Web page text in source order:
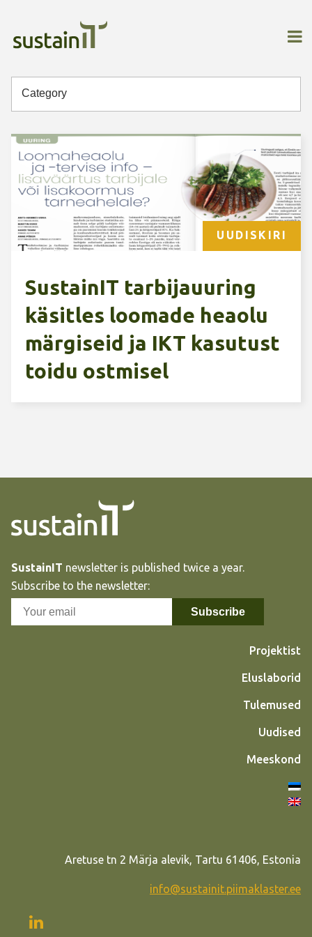
Category
UUDISKIRI
SustainIT tarbijauuring
käsitles loomade heaolu
märgiseid ja IKT kasutust
toidu ostmisel
SustainIT newsletter is published twice a year.
Subscribe to the newsletter:
Projektist
Eluslaborid
Tulemused
Uudised
Meeskond
Aretuse tn 2 Märja alevik, Tartu 61406, Estonia
info@sustainit.piimaklaster.ee